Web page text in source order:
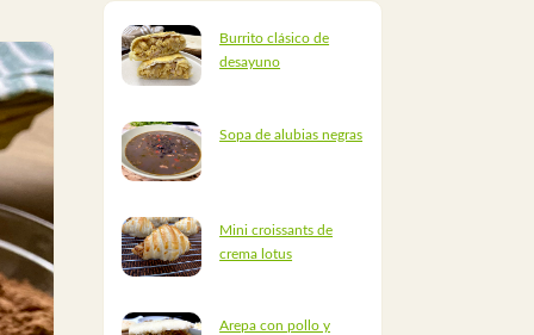
Burrito clásico de
desayuno
Sopa de alubias negras
Mini croissants de
crema lotus
Arepa con pollo y